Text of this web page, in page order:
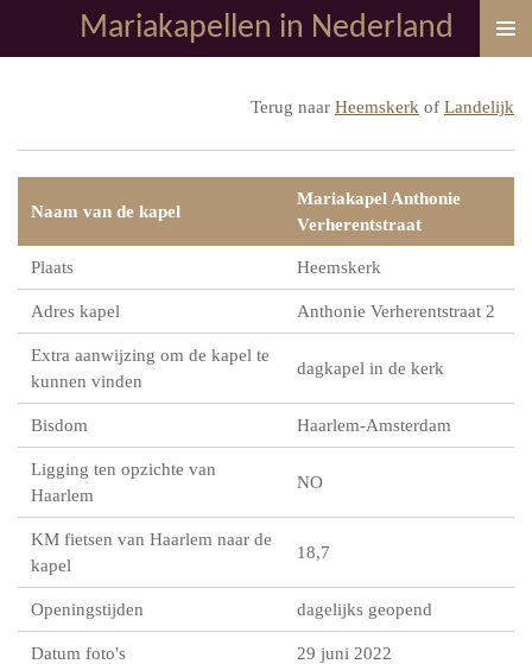
direct
Mariakapellen in Nederland
Terug naar Heemskerk of Landelijk
Naam van de kapel
Mariakapel Anthonie
Verherentstraat
Plaats Heemskerk
Adres kapel Anthonie Verherentstraat 2
Extra aanwijzing om de kapel te
kunnen vinden
dagkapel in de kerk
Bisdom Haarlem-Amsterdam
Ligging ten opzichte van
Haarlem
NO
KM fietsen van Haarlem naar de
kapel
18,7
Openingstijden dagelijks geopend
Datum foto's 29 juni 2022